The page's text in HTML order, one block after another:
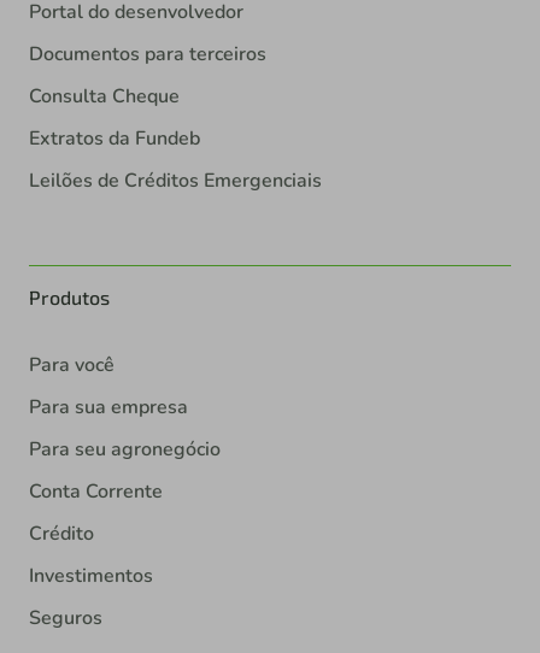
Portal do desenvolvedor
Documentos para terceiros
Consulta Cheque
Extratos da Fundeb
Leilões de Créditos Emergenciais
Produtos
Para você
Para sua empresa
Para seu agronegócio
Conta Corrente
Crédito
Investimentos
Seguros